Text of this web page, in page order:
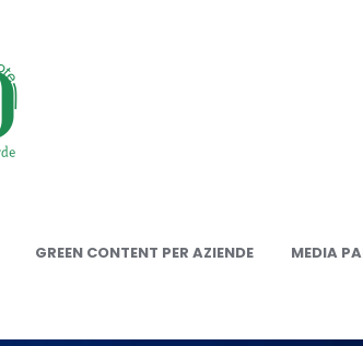
GREEN CONTENT PER AZIENDE
MEDIA